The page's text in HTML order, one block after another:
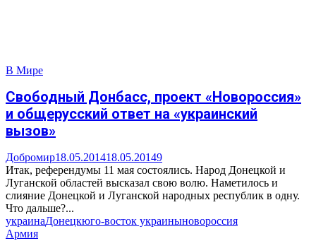
В Мире
Свободный Донбасс, проект «Новороссия»
и общерусский ответ на «украинский
вызов»
Добромир18.05.201418.05.20149
Итак, референдумы 11 мая состоялись. Народ Донецкой и
Луганской областей высказал свою волю. Наметилось и
слияние Донецкой и Луганской народных республик в одну.
Что дальше?...
украинаДонецкюго-восток украиныновороссия
Армия